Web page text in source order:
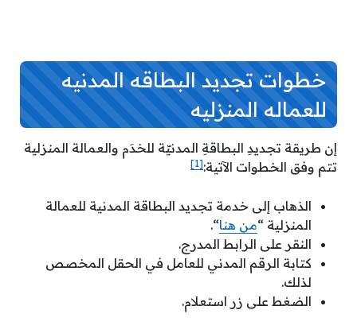
خطوات تجديد البطاقه المدنيه
للعماله المنزليه
إن طريقة تجديدِ البطاقةِ المدنيّة للخدَم والعمالة المنزلية
تتم وفق الخطوات الآتية:[1]
الذهاب إلى خدمة تجديد البطاقة المدنية للعمالة
المنزلية “من هنا“.
النقر على الرابط المدرج.
كتابة الرقم المدني للعامل في الحقل المخصص
لذلك.
الضغط على زر استعلام.